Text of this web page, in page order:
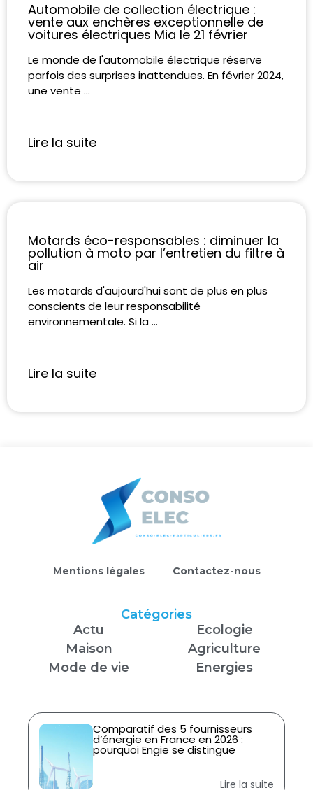
Automobile de collection électrique :
vente aux enchères exceptionnelle de
voitures électriques Mia le 21 février
Le monde de l'automobile électrique réserve
parfois des surprises inattendues. En février 2024,
une vente ...
Lire la suite
Motards éco-responsables : diminuer la
pollution à moto par l’entretien du filtre à
air
Les motards d'aujourd'hui sont de plus en plus
conscients de leur responsabilité
environnementale. Si la ...
Lire la suite
Mentions légales Contactez-nous
Catégories
Actu
Maison
Mode de vie
Ecologie
Agriculture
Energies
Comparatif des 5 fournisseurs
d’énergie en France en 2026 :
pourquoi Engie se distingue
Lire la suite